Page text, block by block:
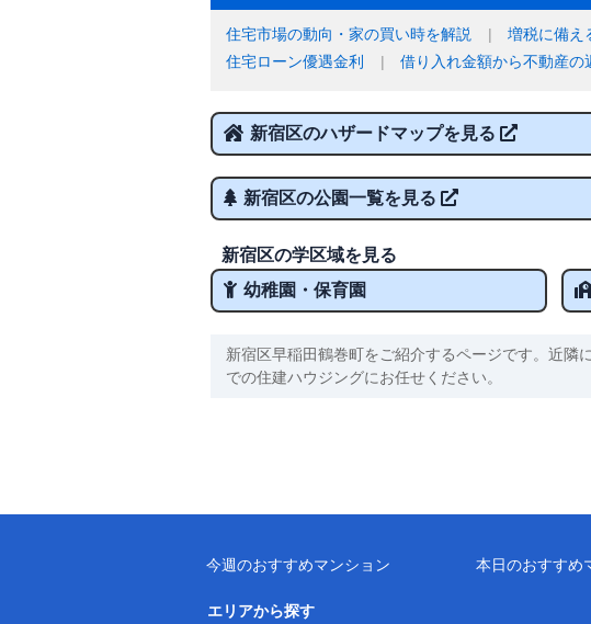
住宅市場の動向・家の買い時を解説 増税に備え
住宅ローン優遇金利
借り入れ金額から不動産
新宿区のハザードマップを見る
新宿区の公園一覧を見る
新宿区の学区域を見る
幼稚園・保育園
新宿区早稲田鶴巻町をご紹介するページです。近
での住建ハウジングにお任せください。
今週のおすすめマンション 本日のおすすめ
エリアから探す